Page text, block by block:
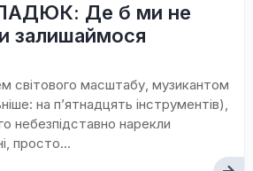
Де б ми не
залишаймося
світового масштабу, музикантом
на п’ятнадцять інструментів),
небезпідставно нарекли
просто...